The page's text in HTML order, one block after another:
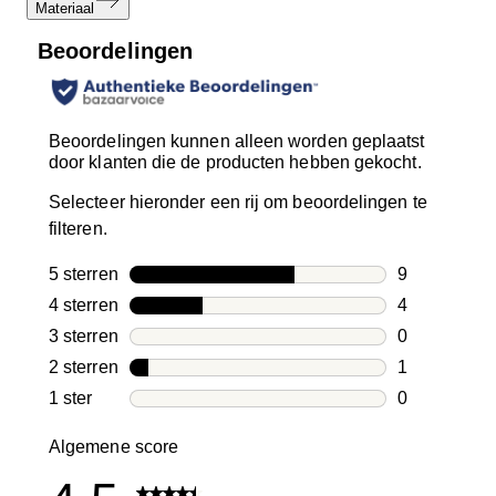
Materiaal
Beoordelingen
Beoordelingen kunnen alleen worden geplaatst
door klanten die de producten hebben gekocht.
Selecteer hieronder een rij om beoordelingen te
filteren.
5 sterren sterren
9
9
4 sterren sterren
4
4
3 sterren sterren
0
0
2 sterren sterren
1
1
1 ster sterren
0
Algemene score